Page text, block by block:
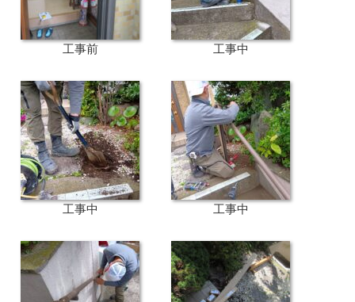
工事前 工事中
工事中 工事中